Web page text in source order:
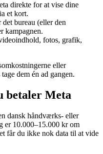
direkte for at vise dine
et kort.
bureau (eller den
kampagnen.
fotos, grafik,
eller
dem én ad gangen.
betaler Meta
dansk håndværks- eller
er 10.000–15.000 kr om
får du ikke nok data til at vide